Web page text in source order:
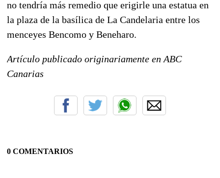
no tendría más remedio que erigirle una estatua en
la plaza de la basílica de La Candelaria entre los
menceyes Bencomo y Beneharo.
Artículo publicado originariamente en ABC
Canarias
0 COMENTARIOS